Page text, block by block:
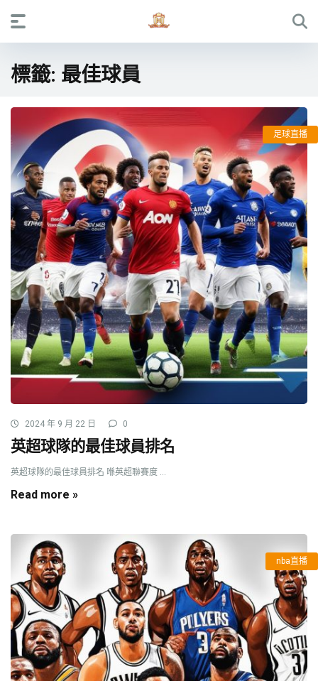
標籤: 最佳球員
足球直播
2024 年 9 月 22 日 0
英超球隊的最佳球員排名
英超球隊的最佳球員排名 喺英超聯賽度 ...
Read more »
nba直播